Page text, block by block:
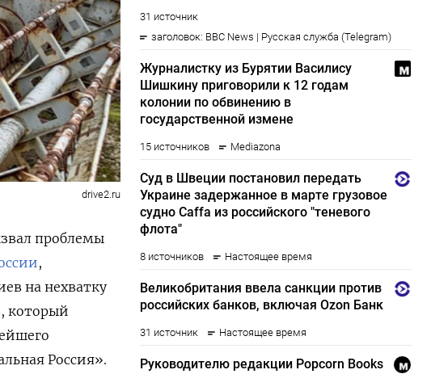
drive2.ru
проблемы
,
на нехватку
который
Россия».